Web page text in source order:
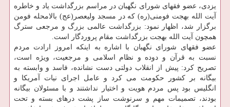
یزدی، عضو فقهای شورای نگهبان در مراسم بزرگداشت یاد و خاطره
آیت الله بهجت فومنی(ره) كه در مسجد ولیعصر(عج) بالامحله فومن
برگزار شد، اظهار نمود: بزرگداشت عالمی بزرگ و مرجعی سترگ
همچون آیت الله بهجت بزرگداشت مقام پروردگار است.
عضو فقهای شورای نگهبان با اشاره به اینكه امروز ارادت مردم
نسبت به قرآن و دوده و نظام اسلامی و مرجعیت، ویژه است،
تصریح كرد: پیش از انقلاب دولتی دست نشانده، فاسد و وابسته به
بیگانه بر كشور حكومت می كرد و عامل اجرای نیات آمریكا و
انگلیس بود پس مردم هویت و اختیار نداشتند و با مسئولان بیگانه
بودند، تصمیمات مهم و سرنوشت ساز پشت درهای بسته و تحت